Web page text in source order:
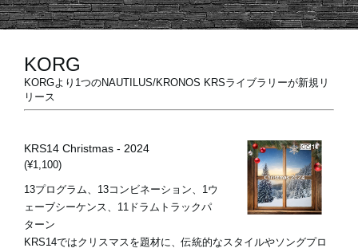
Location
About KORG
KORG
KORGより1つのNAUTILUS/KRONOS KRSライブラリーが新規リ
リース
KRS14 Christmas - 2024
(¥1,100)
13プログラム、13コンビネーション、1ウ
ェーブシーケンス、11ドラムトラックパ
ターン
KRS14ではクリスマスを題材に、伝統的なスタイルやソングプロ